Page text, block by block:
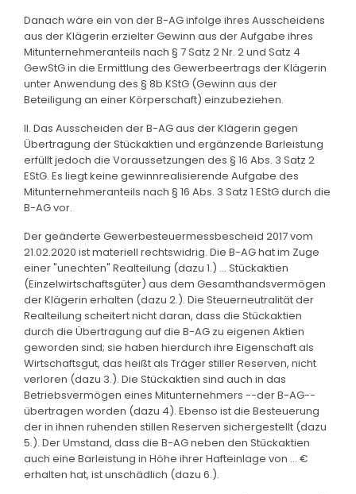
Danach wäre ein von der B-AG infolge ihres Ausscheidens
aus der Klägerin erzielter Gewinn aus der Aufgabe ihres
Mitunternehmeranteils nach § 7 Satz 2 Nr. 2 und Satz 4
GewStG in die Ermittlung des Gewerbeertrags der Klägerin
unter Anwendung des § 8b KStG (Gewinn aus der
Beteiligung an einer Körperschaft) einzubeziehen.
II. Das Ausscheiden der B-AG aus der Klägerin gegen
Übertragung der Stückaktien und ergänzende Barleistung
erfüllt jedoch die Voraussetzungen des § 16 Abs. 3 Satz 2
EStG. Es liegt keine gewinnrealisierende Aufgabe des
Mitunternehmeranteils nach § 16 Abs. 3 Satz 1 EStG durch die
B-AG vor.
Der geänderte Gewerbesteuermessbescheid 2017 vom
21.02.2020 ist materiell rechtswidrig. Die B-AG hat im Zuge
einer "unechten" Realteilung (dazu 1.) ... Stückaktien
(Einzelwirtschaftsgüter) aus dem Gesamthandsvermögen
der Klägerin erhalten (dazu 2.). Die Steuerneutralität der
Realteilung scheitert nicht daran, dass die Stückaktien
durch die Übertragung auf die B-AG zu eigenen Aktien
geworden sind; sie haben hierdurch ihre Eigenschaft als
Wirtschaftsgut, das heißt als Träger stiller Reserven, nicht
verloren (dazu 3.). Die Stückaktien sind auch in das
Betriebsvermögen eines Mitunternehmers --der B-AG--
übertragen worden (dazu 4). Ebenso ist die Besteuerung
der in ihnen ruhenden stillen Reserven sichergestellt (dazu
5.). Der Umstand, dass die B-AG neben den Stückaktien
auch eine Barleistung in Höhe ihrer Hafteinlage von ... €
erhalten hat, ist unschädlich (dazu 6.).